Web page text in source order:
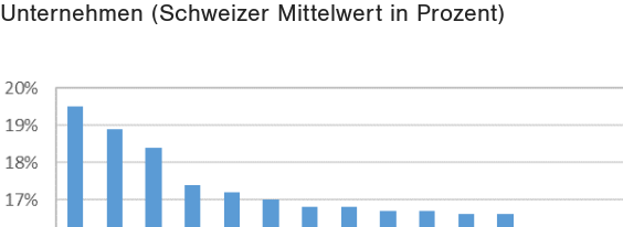
Unternehmen (Schweizer Mittelwert in Prozent)